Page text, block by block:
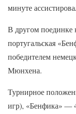
минуте
В другом поединке
португальская
победителем
Мюнхена.
Турнирное
игр), «Бенфика» —